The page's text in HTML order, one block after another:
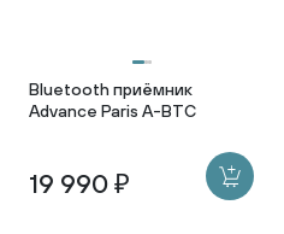
Bluetooth приёмник
Advance Paris A-BTC
19 990 ₽